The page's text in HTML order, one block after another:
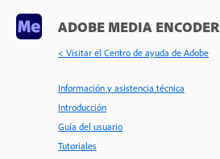
ADOBE MEDIA ENCODER
< Visitar el Centro de ayuda de Adobe
Información y asistencia técnica
Introducción
Guía del usuario
Tutoriales